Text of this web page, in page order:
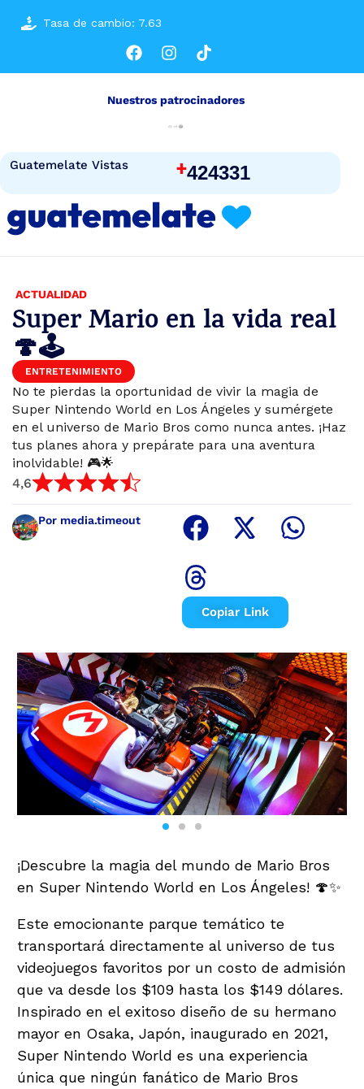
Tasa de cambio: 7.63
Guatemelate Vistas +424331
Nuestros patrocinadores
ACTUALIDAD
Super Mario en la vida real
🍄🕹️
ENTRETENIMIENTO
No te pierdas la oportunidad de vivir la magia de
Super Nintendo World en Los Ángeles y sumérgete
en el universo de Mario Bros como nunca antes. ¡Haz
tus planes ahora y prepárate para una aventura
inolvidable! 🎮🌟
4,6
Por media.timeout
Copiar Link
¡Descubre la magia del mundo de Mario Bros
en Super Nintendo World en Los Ángeles! 🍄✨
Este emocionante parque temático te
transportará directamente al universo de tus
videojuegos favoritos por un costo de admisión
que va desde los $109 hasta los $149 dólares.
Inspirado en el exitoso diseño de su hermano
mayor en Osaka, Japón, inaugurado en 2021,
Super Nintendo World es una experiencia
única que ningún fanático de Mario Bros